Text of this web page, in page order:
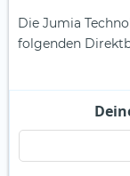
Die Jumia
folgenden